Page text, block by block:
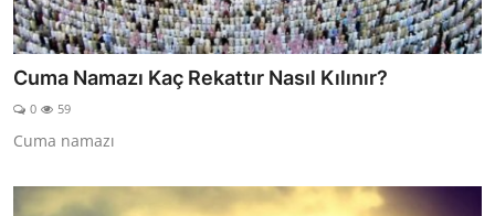
SURELER
NAMAZ
DUALAR
Cuma Namazı Kaç Rekattır Nasıl Kılınır?
0 59
Cuma namazı